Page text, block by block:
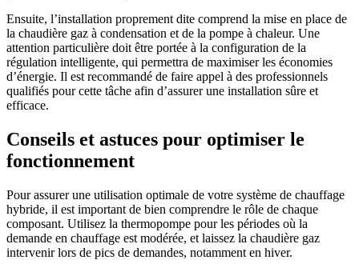
Ensuite, l’installation proprement dite comprend la mise en place de
la chaudière gaz à condensation et de la pompe à chaleur. Une
attention particulière doit être portée à la configuration de la
régulation intelligente, qui permettra de maximiser les économies
d’énergie. Il est recommandé de faire appel à des professionnels
qualifiés pour cette tâche afin d’assurer une installation sûre et
efficace.
Conseils et astuces pour optimiser le
fonctionnement
Pour assurer une utilisation optimale de votre système de chauffage
hybride, il est important de bien comprendre le rôle de chaque
composant. Utilisez la thermopompe pour les périodes où la
demande en chauffage est modérée, et laissez la chaudière gaz
intervenir lors de pics de demandes, notamment en hiver.